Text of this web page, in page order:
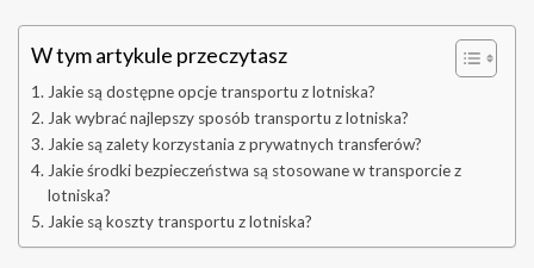
W tym artykule przeczytasz
Jakie są dostępne opcje transportu z lotniska?
Jak wybrać najlepszy sposób transportu z lotniska?
Jakie są zalety korzystania z prywatnych transferów?
Jakie środki bezpieczeństwa są stosowane w transporcie z
lotniska?
Jakie są koszty transportu z lotniska?